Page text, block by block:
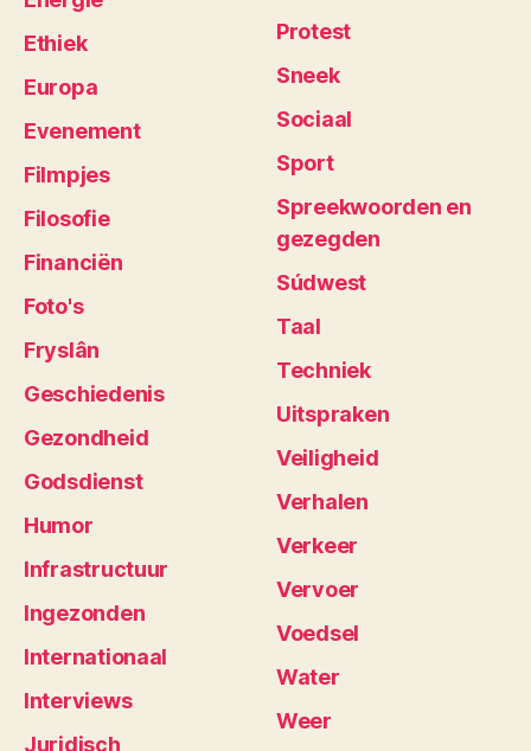
Ethiek
Europa
Evenement
Filmpjes
Filosofie
Financiën
Foto's
Fryslân
Geschiedenis
Gezondheid
Godsdienst
Humor
Infrastructuur
Ingezonden
Internationaal
Interviews
Juridisch
Protest
Sneek
Sociaal
Sport
Spreekwoorden en
gezegden
Súdwest
Taal
Techniek
Uitspraken
Veiligheid
Verhalen
Verkeer
Vervoer
Voedsel
Water
Weer